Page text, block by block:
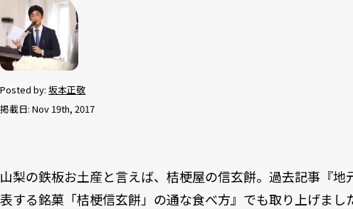
Posted by: 坂本正敬
掲載日: Nov 19th, 2017
山梨の鉄板お土産と言えば、桔梗屋の信玄餅。過去記事『地
表する銘菓「桔梗信玄餅」の通な食べ方』でも取り上げまし